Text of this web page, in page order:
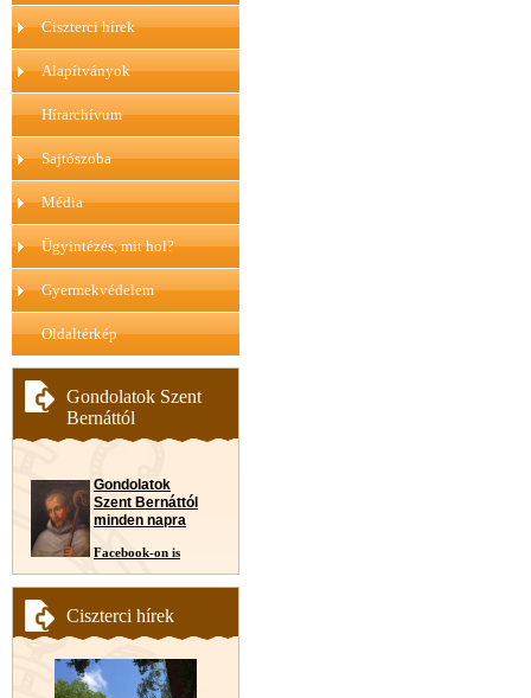
Ciszterci hírek
Alapítványok
Hírarchívum
Sajtószoba
Média
Ügyintézés, mit hol?
Gyermekvédelem
Oldaltérkép
Gondolatok Szent
Bernáttól
Gondolatok
Szent Bernáttól
minden napra
Facebook-on is
Ciszterci hírek